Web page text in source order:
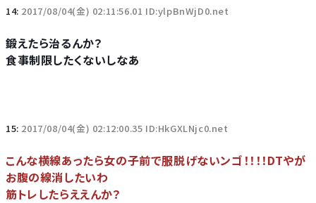
14: 2017/08/04(金) 02:11:56.01 ID:ylpBnWjD0.net
鍛えたら治るんか？
食事制限したくないしなあ
15: 2017/08/04(金) 02:12:00.35 ID:HkGXLNjc0.net
こんな横線あったら女の子前で服脱げないンゴ！！！！DTやが
お腹の線消したいわ
筋トレしたらええんか？